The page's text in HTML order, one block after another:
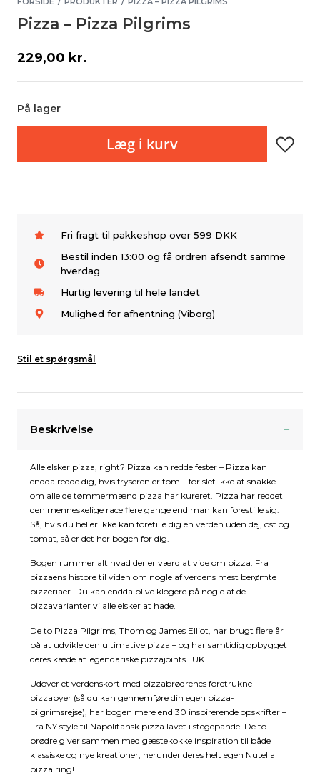
Pizza – Pizza Pilgrims
229,00 kr.
På lager
Læg i kurv
Fri fragt til pakkeshop over 599 DKK
Bestil inden 13:00 og få ordren afsendt samme
hverdag
Hurtig levering til hele landet
Mulighed for afhentning (Viborg)
Stil et spørgsmål
Beskrivelse
Alle elsker pizza, right? Pizza kan redde fester – Pizza kan
endda redde dig, hvis fryseren er tom – for slet ikke at snakke
om alle de tømmermænd pizza har kureret. Pizza har reddet
den menneskelige race flere gange end man kan forestille sig.
Så, hvis du heller ikke kan foretille dig en verden uden dej, ost og
tomat, så er det her bogen for dig.
Bogen rummer alt hvad der er værd at vide om pizza. Fra
pizzaens histore til viden om nogle af verdens mest berømte
pizzeriaer. Du kan endda blive klogere på nogle af de
pizzavarianter vi alle elsker at hade.
De to Pizza Pilgrims, Thom og James Elliot, har brugt flere år
på at udvikle den ultimative pizza – og har samtidig opbygget
deres kæde af legendariske pizzajoints i UK.
Udover et verdenskort med pizzabrødrenes foretrukne
pizzabyer (så du kan gennemføre din egen pizza-
pilgrimsrejse), har bogen mere end 30 inspirerende opskrifter –
Fra NY style til Napolitansk pizza lavet i stegepande. De to
brødre giver sammen med gæstekokke inspiration til både
klassiske og nye kreationer, herunder deres helt egen Nutella
pizza ring!